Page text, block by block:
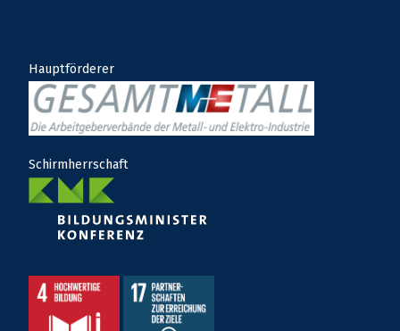
Hauptförderer
Schirmherrschaft